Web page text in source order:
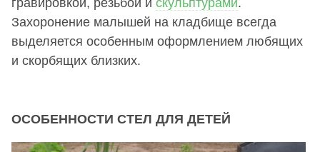
Захоронение малышей на кладбище всегда
выделяется особенным оформлением любящих
и скорбящих близких.
ОСОБЕННОСТИ СТЕЛ ДЛЯ ДЕТЕЙ